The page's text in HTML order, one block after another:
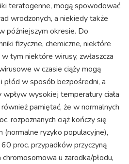
teratogenne, mogą spowodować
wrodzonych, a niekiedy także
późniejszym okresie. Do
fizyczne, chemiczne, niektóre
tym niektóre wirusy, zwłaszcza
w czasie ciąży mogą
płód w sposób bezpośredni, a
wysokiej temperatury ciała
pamiętać, że w normalnych
rozpoznanych ciąż kończy się
(normalne ryzyko populacyjne),
proc. przypadków przyczyną
u zarodka/płodu,